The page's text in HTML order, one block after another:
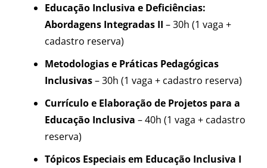
Educação Inclusiva e Deficiências:
Abordagens Integradas II – 30h (1 vaga +
cadastro reserva)
Metodologias e Práticas Pedagógicas
Inclusivas– 30h (1 vaga + cadastro reserva)
Currículo e Elaboração de Projetos para a
Educação Inclusiva – 40h (1 vaga + cadastro
reserva)
Tópicos Especiais em Educação Inclusiva I